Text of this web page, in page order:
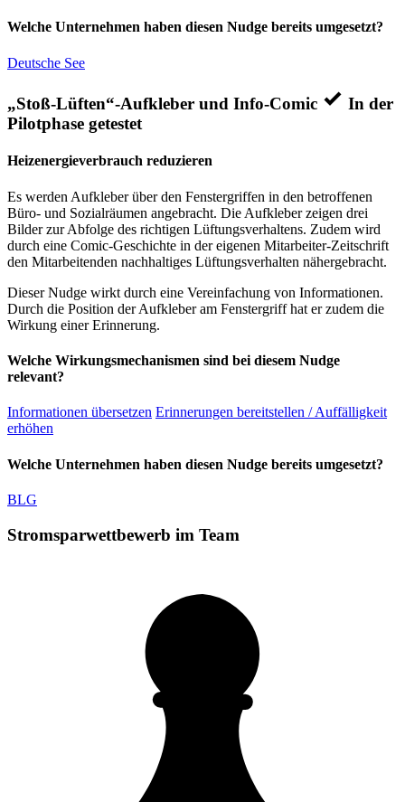
Welche Unternehmen haben diesen Nudge bereits umgesetzt?
Deutsche See
„Stoß-Lüften“-Aufkleber und Info-Comic
In der
Pilotphase getestet
Heizenergieverbrauch reduzieren
Es werden Aufkleber über den Fenstergriffen in den betroffenen
Büro- und Sozialräumen angebracht. Die Aufkleber zeigen drei
Bilder zur Abfolge des richtigen Lüftungsverhaltens. Zudem wird
durch eine Comic-Geschichte in der eigenen Mitarbeiter-Zeitschrift
den Mitarbeitenden nachhaltiges Lüftungsverhalten nähergebracht.
Dieser Nudge wirkt durch eine Vereinfachung von Informationen.
Durch die Position der Aufkleber am Fenstergriff hat er zudem die
Wirkung einer Erinnerung.
Welche Wirkungsmechanismen sind bei diesem Nudge
relevant?
Informationen übersetzen Erinnerungen bereitstellen / Auffälligkeit
erhöhen
Welche Unternehmen haben diesen Nudge bereits umgesetzt?
BLG
Stromsparwettbewerb im Team